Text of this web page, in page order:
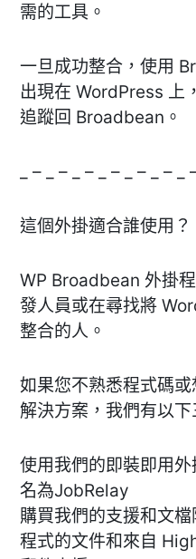
需的工具。
一旦成功整合，使用
出現在 WordPress 上
追蹤回 Broadbean。
_ – _ – _ – _ – _ – _ –
這個外掛適合誰使用？
WP Broadbean 外掛
發人員或在尋找將
整合的人。
如果您不熟悉程式碼
解決方案，我們有以下
使用我們的即裝即用外
名為JobRelay
購買我們的支援和文
程式的文件和來自